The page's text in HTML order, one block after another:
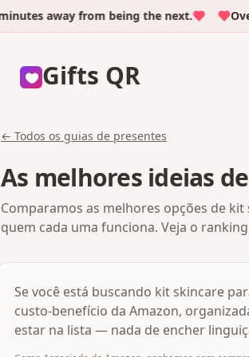
away from being the next. Over
Gifts QR
← Todos os guias de presentes
As melhores ideias
Comparamos as melhores opções de
quem cada uma funciona. Veja o
Se você está buscando kit skincare
custo-benefício da Amazon,
estar na lista — nada de encher